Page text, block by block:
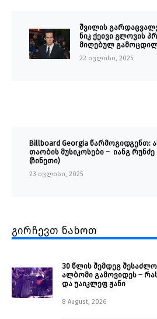
შვილის
ნიკ ქეივი გლოვის
მიღებულ
22 ივლისი, 2025
Billboard Georgia წარმოგიდგენთ:
თაობის მუსიკოსები – იანგ რუნძე
(ჩინეთი)
23 ივლისი, 2025
გირჩევთ ნახოთ
30 წლის შემდეგ
ალბომი გამოვიდეს –
და უაიკლეფ ჟანი
8 August, 2026